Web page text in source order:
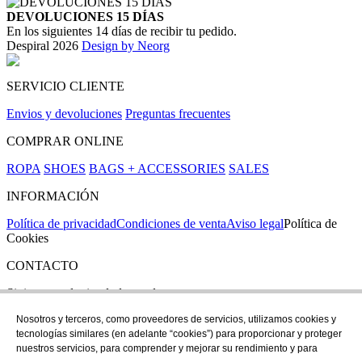
DEVOLUCIONES 15 DÍAS
En los siguientes 14 días de recibir tu pedido.
Despiral 2026 Design by Neorg
SERVICIO CLIENTE
Envios y devoluciones Preguntas frecuentes
COMPRAR ONLINE
ROPA SHOES BAGS + ACCESSORIES SALES
INFORMACIÓN
Política de privacidadCondiciones de ventaAviso legalPolítica de
Cookies
CONTACTO
Si tienes cualquier duda puedes contactar con nosotros en nuestra
TEL: +34 972 21 30 04
Nosotros y terceros, como proveedores de servicios, utilizamos cookies y
tecnologías similares (en adelante “cookies”) para proporcionar y proteger
nuestros servicios, para comprender y mejorar su rendimiento y para